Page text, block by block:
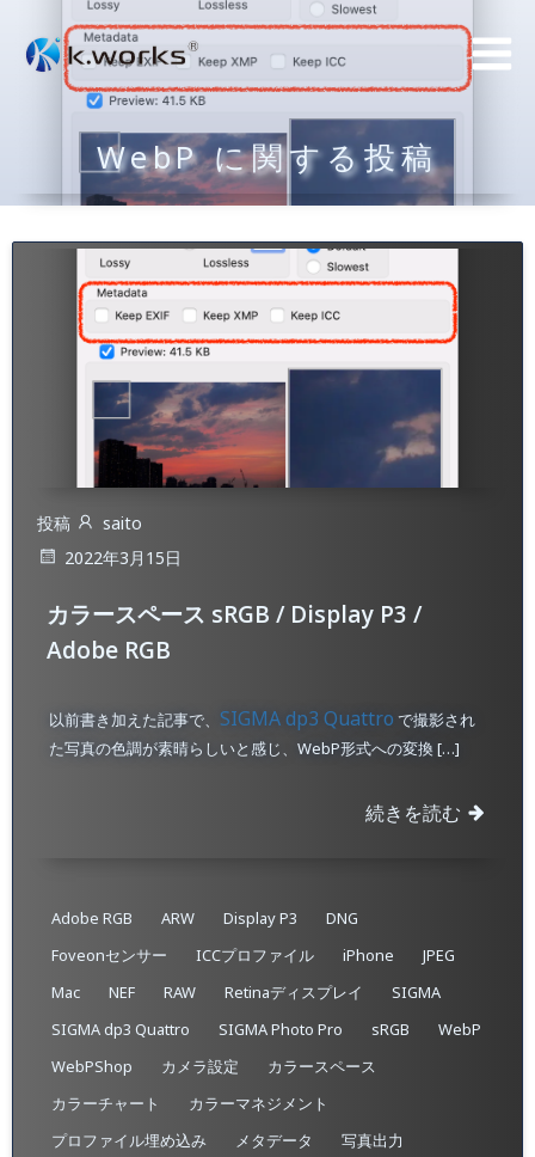
ン
テ
ツ
へ
キ
ッ
プ
WebP に関する投稿
投稿
saito
2022年3月15日
カラースペース sRGB / Display P3 /
Adobe RGB
以前書き加えた記事で、 SIGMA dp3 Quattro で撮影され
た写真の色調が素晴らしいと感じ、WebP形式への変換 […]
続きを読む
Adobe RGB ARW Display P3
DNG
Foveonセンサー
ICCプロファイル iPhone
JPEG
Mac
NEF RAW Retinaディスプレイ
SIGMA
SIGMA dp3 Quattro
SIGMA Photo Pro sRGB
WebP
WebPShop
カメラ設定
カラースペース
カラーチャート
カラーマネジメント
プロファイル埋め込み​
メタデータ
写真出力